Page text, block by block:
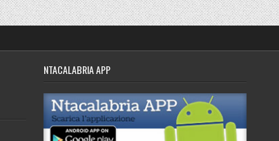
NTACALABRIA APP